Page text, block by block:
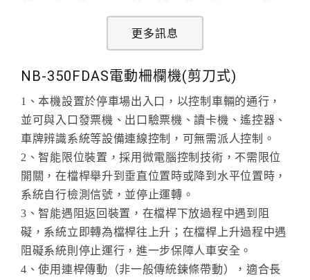
更多訊息
NB-350FDAS電動柵欄機(剪刀式)
1、本機設置於停車場出入口，以控制車輛的通行，
並可與入口發票機、出口驗票機、讀卡機、遙控器、
車牌辨識系統等設備連線控制，可無需派人控制。
2、智能限位裝置，採用微電腦控制技術，不需限位
開關，在檔桿舉升到垂直位置時或降到水平位置時，
系統自行檢測信號，並停止運轉。
3、智能遇阻返回裝置，在檔桿下放過程中遇到阻
礙，系統立即轉為檔桿往上升；在檔桿上升過程中遇
阻礙系統則停止運行，進一步保障人車安全。
4、使用連桿傳動（非一般傳統鍊條帶動），適合長